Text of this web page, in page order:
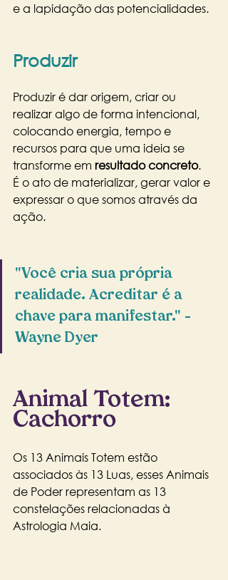
e a lapidação das potencialidades.
Produzir
Produzir é dar origem, criar ou
realizar algo de forma intencional,
colocando energia, tempo e
recursos para que uma ideia se
transforme em resultado concreto.
É o ato de materializar, gerar valor e
expressar o que somos através da
ação.
"Você cria sua própria
realidade. Acreditar é a
chave para manifestar." –
Wayne Dyer
Animal Totem:
Cachorro
Os 13 Animais Totem estão
associados às 13 Luas, esses Animais
de Poder representam as 13
constelações relacionadas à
Astrologia Maia.